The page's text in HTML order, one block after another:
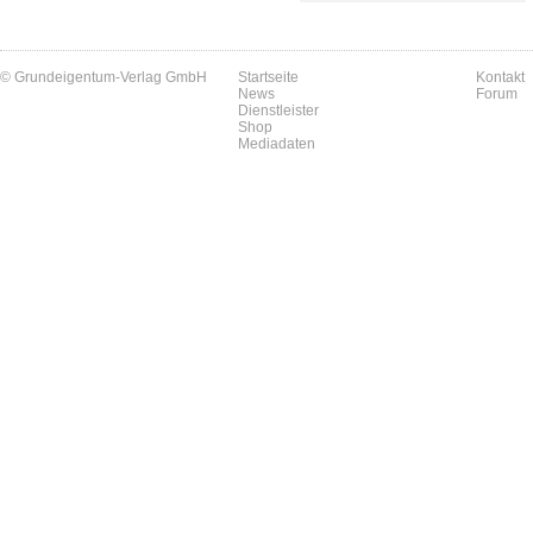
© Grundeigentum-Verlag GmbH
Startseite
News
Dienstleister
Shop
Mediadaten
Kontakt
Forum